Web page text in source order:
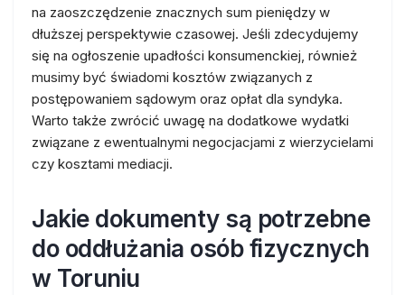
na zaoszczędzenie znacznych sum pieniędzy w
dłuższej perspektywie czasowej. Jeśli zdecydujemy
się na ogłoszenie upadłości konsumenckiej, również
musimy być świadomi kosztów związanych z
postępowaniem sądowym oraz opłat dla syndyka.
Warto także zwrócić uwagę na dodatkowe wydatki
związane z ewentualnymi negocjacjami z wierzycielami
czy kosztami mediacji.
Jakie dokumenty są potrzebne
do oddłużania osób fizycznych
w Toruniu